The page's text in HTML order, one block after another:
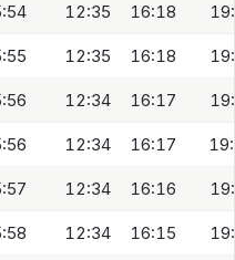
12:35 16:18
12:35 16:18
12:34 16:17
12:34 16:17
12:34 16:16
12:34 16:15